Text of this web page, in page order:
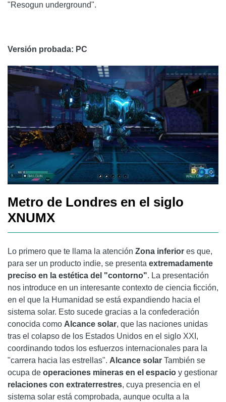
"Resogun underground".
Versión probada: PC
Metro de Londres en el siglo
XNUMX
Lo primero que te llama la atención Zona inferior es que,
para ser un producto indie, se presenta extremadamente
preciso en la estética del "contorno". La presentación
nos introduce en un interesante contexto de ciencia ficción,
en el que la Humanidad se está expandiendo hacia el
sistema solar. Esto sucede gracias a la confederación
conocida como Alcance solar, que las naciones unidas
tras el colapso de los Estados Unidos en el siglo XXI,
coordinando todos los esfuerzos internacionales para la
"carrera hacia las estrellas". Alcance solar También se
ocupa de operaciones mineras en el espacio y gestionar
relaciones con extraterrestres, cuya presencia en el
sistema solar está comprobada, aunque oculta a la